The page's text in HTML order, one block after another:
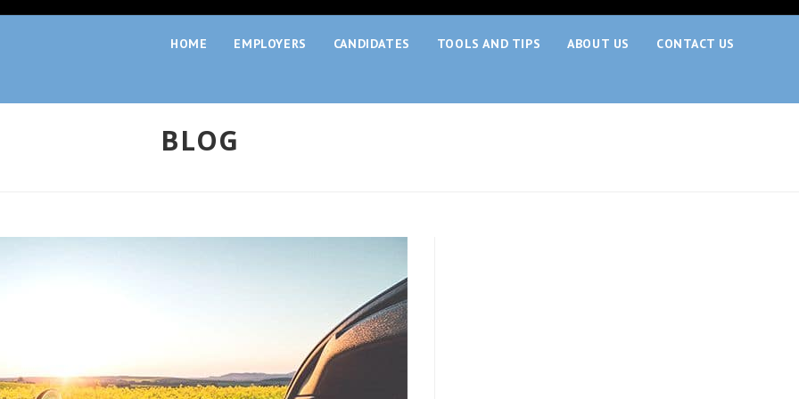
HOME EMPLOYERS CANDIDATES TOOLS AND TIPS ABOUT US CONTACT US
BLOG